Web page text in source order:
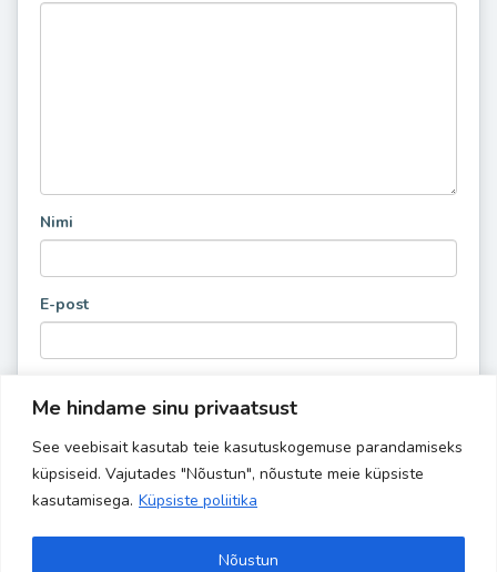
Me hindame sinu privaatsust
See veebisait kasutab teie kasutuskogemuse parandamiseks
küpsiseid. Vajutades "Nõustun", nõustute meie küpsiste
kasutamisega. Küpsiste poliitika
Nõustun
Nimi
E-post